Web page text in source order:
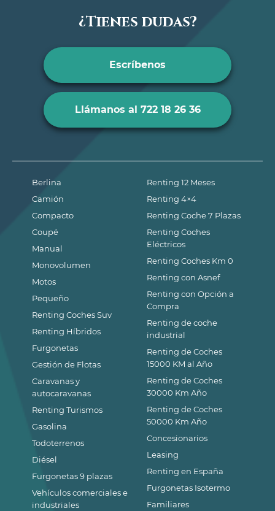
¿Tienes dudas?
Escríbenos
Llámanos al 722 18 26 36
Berlina
Camión
Compacto
Coupé
Manual
Monovolumen
Motos
Pequeño
Renting Coches Suv
Renting Híbridos
Furgonetas
Gestión de Flotas
Caravanas y
autocaravanas
Renting Turismos
Gasolina
Todoterrenos
Diésel
Furgonetas 9 plazas
Vehículos comerciales e
industriales
Renting 12 Meses
Renting 4×4
Renting Coche 7 Plazas
Renting Coches
Eléctricos
Renting Coches Km 0
Renting con Asnef
Renting con Opción a
Compra
Renting de coche
industrial
Renting de Coches
15000 KM al Año
Renting de Coches
30000 Km Año
Renting de Coches
50000 Km Año
Concesionarios
Leasing
Renting en España
Furgonetas Isotermo
Familiares